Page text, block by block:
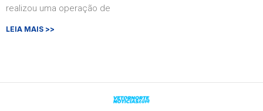
realizou uma operação de
LEIA MAIS >>